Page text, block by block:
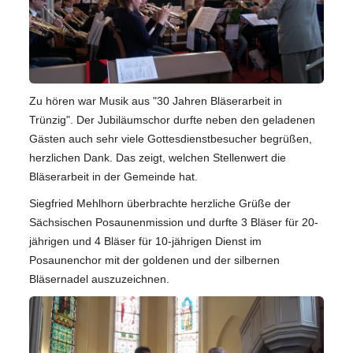
Zu hören war Musik aus "30 Jahren Bläserarbeit in
Trünzig". Der Jubiläumschor durfte neben den geladenen
Gästen auch sehr viele Gottesdienstbesucher begrüßen,
herzlichen Dank. Das zeigt, welchen Stellenwert die
Bläserarbeit in der Gemeinde hat.
Siegfried Mehlhorn überbrachte herzliche Grüße der
Sächsischen Posaunenmission und durfte 3 Bläser für 20-
jährigen und 4 Bläser für 10-jährigen Dienst im
Posaunenchor mit der goldenen und der silbernen
Bläsernadel auszuzeichnen.